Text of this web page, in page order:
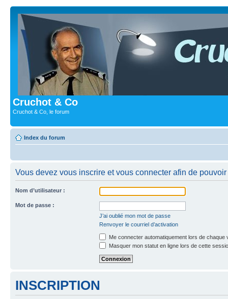
Cruchot & Co
Cruchot & Co, le forum
Index du forum
Vous devez vous inscrire et vous connecter afin de
Nom d’utilisateur :
Mot de passe :
J’ai oublié mon mot de passe
Renvoyer le courriel d’activation
Me connecter automatiquement lors de chaque
Masquer mon statut en ligne lors de cette
INSCRIPTION